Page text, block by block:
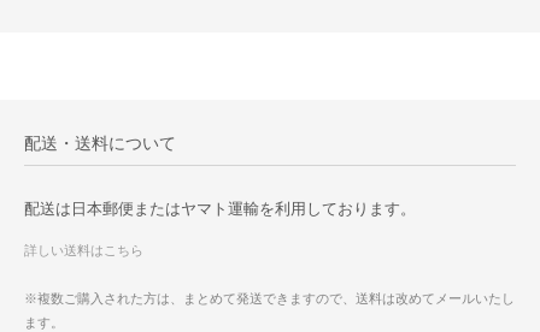
配送・送料について
配送は日本郵便またはヤマト運輸を利用しております。
詳しい送料はこちら
※複数ご購入された方は、まとめて発送できますので、送料は改めてメールいたし
ます。